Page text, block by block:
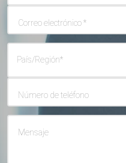
Correo electrónico*
País/Región*
Número de teléfono
Mensaje